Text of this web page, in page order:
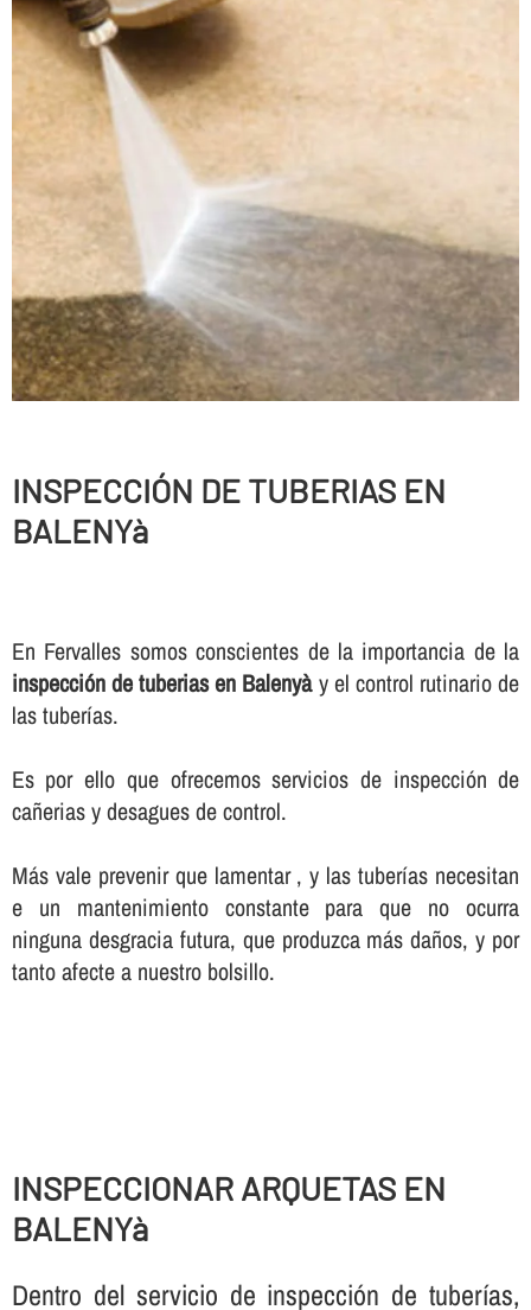
INSPECCIÓN DE TUBERIAS EN
BALENYà
En Fervalles somos conscientes de la importancia de la
inspección de tuberias en Balenyày el control rutinario de
las tuberí­as.
Es por ello que ofrecemos servicios de inspección de
cañerias y desagues de control.
Más vale prevenir que lamentar , y las tuberí­as necesitan
e un mantenimiento constante para que no ocurra
ninguna desgracia futura, que produzca más daños, y por
tanto afecte a nuestro bolsillo.
INSPECCIONAR ARQUETAS EN
BALENYà
Dentro del servicio de inspección de tuberí­as,